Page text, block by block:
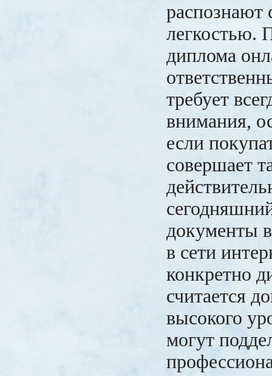
распознают
легкостью.
диплома
требует
внимания,
если
совершает
документы
в сети
конкретно
считается
высокого
могут